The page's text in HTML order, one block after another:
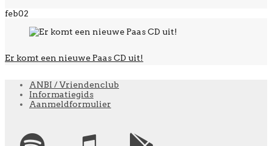
feb02
Er komt een nieuwe Paas CD uit!
ANBI / Vriendenclub
Informatiegids
Aanmeldformulier